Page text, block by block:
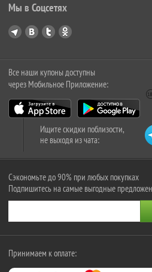
Мы в Соцсетях
Все наши купоны доступны
через Мобильное Приложение:
Ищите скидки поблизости,
не выходя из чата:
Сэкономьте до 90% при любых покупках
Подпишитесь на самые выгодные
Принимаем к оплате: